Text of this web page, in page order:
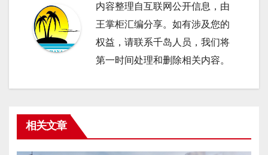
内容整理自互联网公开信息，由
王掌柜汇编分享。如有涉及您的
权益，请联系千岛人员，我们将
第一时间处理和删除相关内容。
相关文章